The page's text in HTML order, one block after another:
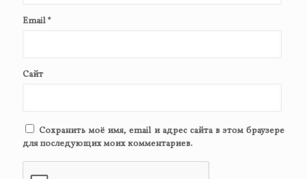
Email*
Сайт
Сохранить моё имя, email и адрес сайта в этом браузере
для последующих моих комментариев.